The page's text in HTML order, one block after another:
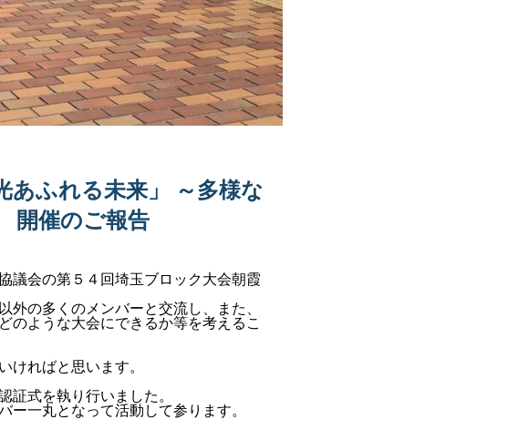
ふれる未来」 ～多様な
開催のご報告
議会の第５４回埼玉ブロック大会朝霞
外の多くのメンバーと交流し、また、
のような大会にできるか等を考えるこ
ければと思います。
式を執り行いました。
一丸となって活動して参ります。